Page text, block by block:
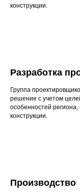
конструкции.
Разработка
Группа
решение с учетом
особенностей
конструкции.
Производство